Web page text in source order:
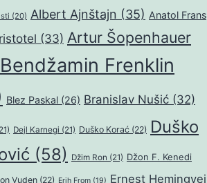
(20) Albert Ajnštajn (35) Anatol Frans
(33) Artur Šopenhauer
Bendžamin Frenklin
Blez Paskal (26) Branislav Nušić (32)
Dejl Karnegi (21) Duško Korać (22) Duško
(58) Džim Ron (21) Džon F. Kenedi
Vuden (22) Erih From (19) Ernest Hemingvej